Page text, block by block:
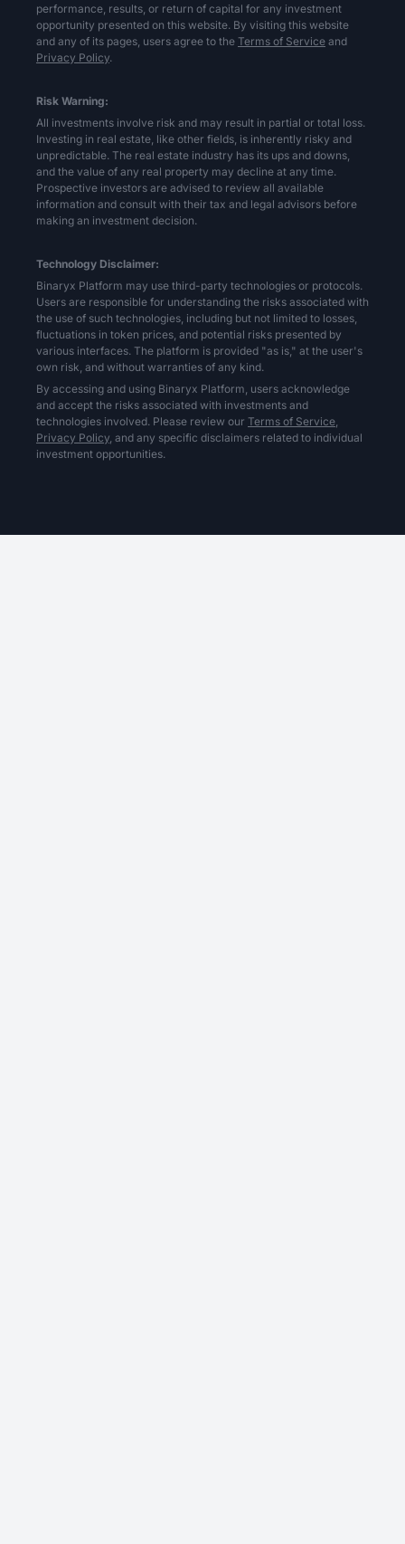
performance, results, or return of capital for any investment
opportunity presented on this website. By visiting this website
and any of its pages, users agree to the Terms of Service and
Privacy Policy.
Risk Warning:
All investments involve risk and may result in partial or total loss.
Investing in real estate, like other fields, is inherently risky and
unpredictable. The real estate industry has its ups and downs,
and the value of any real property may decline at any time.
Prospective investors are advised to review all available
information and consult with their tax and legal advisors before
making an investment decision.
Technology Disclaimer:
Binaryx Platform may use third-party technologies or protocols.
Users are responsible for understanding the risks associated with
the use of such technologies, including but not limited to losses,
fluctuations in token prices, and potential risks presented by
various interfaces. The platform is provided "as is," at the user's
own risk, and without warranties of any kind.
By accessing and using Binaryx Platform, users acknowledge
and accept the risks associated with investments and
technologies involved. Please review our Terms of Service,
Privacy Policy, and any specific disclaimers related to individual
investment opportunities.